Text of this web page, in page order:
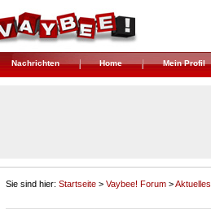
Nachrichten Home Mein Profil
Sie sind hier: Startseite > Vaybee! Forum >Aktuelles